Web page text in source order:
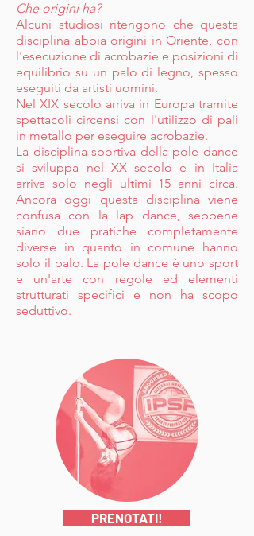
Che origini ha?
Alcuni studiosi ritengono che questa
disciplina abbia origini in Oriente, con
l'esecuzione di acrobazie e posizioni di
equilibrio su un palo di legno, spesso
eseguiti da artisti uomini.
Nel XIX secolo arriva in Europa tramite
spettacoli circensi con l'utilizzo di pali
in metallo per eseguire acrobazie.
La disciplina sportiva della pole dance
si sviluppa nel XX secolo e in Italia
arriva solo negli ultimi 15 anni circa.
Ancora oggi questa disciplina viene
confusa con la lap dance, sebbene
siano due pratiche completamente
diverse in quanto in comune hanno
solo il palo. La pole dance è uno sport
e un'arte con regole ed elementi
strutturati specifici e non ha scopo
seduttivo.
PRENOTATI!